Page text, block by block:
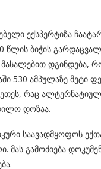
ექსპერტიზა
წლის ბიჭის
მასალებით დგინდება,
530 ამპულაზე მეტი
რაც
დოზაა.
საავადმყოფოს
მას გამოძიება